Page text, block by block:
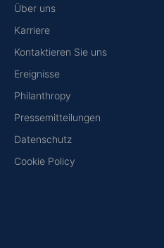
Über uns
Karriere
Kontaktieren Sie uns
Ereignisse
Philanthropy
Pressemitteilungen
Datenschutz
Cookie Policy